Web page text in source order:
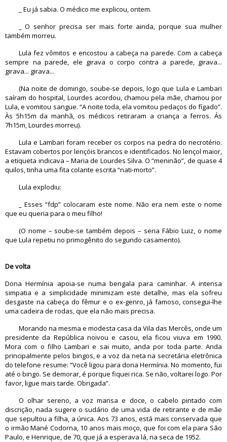
_ Eu já sabia. O médico me explicou, ontem.
_ O senhor precisa ser mais forte ainda, porque sua mulher
também morreu.
Lula fez vômitos e encostou a cabeça na parede. Com a cabeça
sempre na parede, ele girava o corpo contra a parede, girava...
girava... girava...
(Na noite de domingo, soube-se depois, logo que Lula e Lambari
saíram do hospital, Lourdes acordou, chamou pela mãe, chamou por
Lula, e vomitou sangue. “A noite toda, ela vomitou pedaços do fígado”.
Às 5h15m da manhã, os médicos retiraram a criança a ferros. Ás
7h15m, Lourdes morreu).
Lula e Lambari foram receber os corpos na pedra do necrotério.
Estavam cobertos por lençóis brancos e identificados. No lençol maior,
a etiqueta indicava – Maria de Lourdes Silva. O “meninão”, de quase 4
quilos, tinha uma fita colante escrita “nati-morto”.
Lula explodiu:
_ Esses “fdp” colocaram este nome. Não era nem este o nome
que eu queria para o meu filho!
(O nome – soube-se também depois – seria Fábio Luiz, o nome
que Lula repetiu no primogênito do segundo casamento).
De volta
Dona Hermínia apoia-se numa bengala para caminhar. A intensa
simpatia e a simplicidade minimizam este detalhe, mas ela sofreu
desgaste na cabeça do fêmur e o ex-genro, já famoso, consegui-lhe
uma cadeira de rodas, que ela não mais precisa.
Morando na mesma e modesta casa da Vila das Mercês, onde um
presidente da República noivou e casou, ela ficou viuva em 1990.
Mora com o filho Lambari e sai muito, anda por toda parte. Anda
principalmente pelos bingos, e a voz da neta na secretária eletrônica
do telefone resume: “Você ligou para dona Hermínia. No momento, fui
até o bingo. Se demorar, é porque fiquei rica. Se não, voltarei logo. Por
favor, ligue mais tarde. Obrigada”.
O olhar sereno, a voz mansa e doce, o cabelo pintado com
discrição, nada sugere o sudário de uma vida de retirante e de mãe
que sepultou a filha, a única. Aos 73 anos, está mais conservada que
o irmão Mané Codorna, 10 anos mais moço, que foi com ela para São
Paulo, e Henrique, de 70, que já a esperava lá, na seca de 1952.